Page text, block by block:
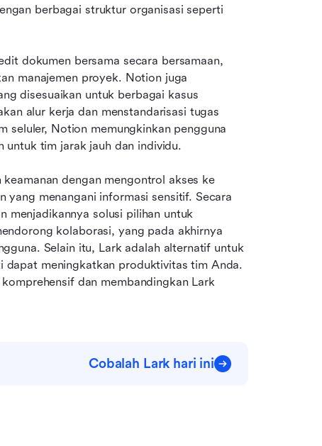
berbagai struktur organisasi seperti
dokumen bersama secara bersamaan,
manajemen proyek. Notion juga
disesuaikan untuk berbagai kasus
alur kerja dan menstandarisasi tugas
seluler, Notion memungkinkan pengguna
untuk tim jarak jauh dan individu.
dengan mengontrol akses ke
yang menangani informasi sensitif. Secara
menjadikannya solusi pilihan untuk
kolaborasi, yang pada akhirnya
Selain itu, Lark adalah alternatif untuk
meningkatkan produktivitas tim Anda.
dan membandingkan Lark
Cobalah Lark hari ini